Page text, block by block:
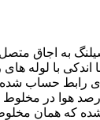
به اجاق
با لوله
رابط حساب
در مخلوط
همان